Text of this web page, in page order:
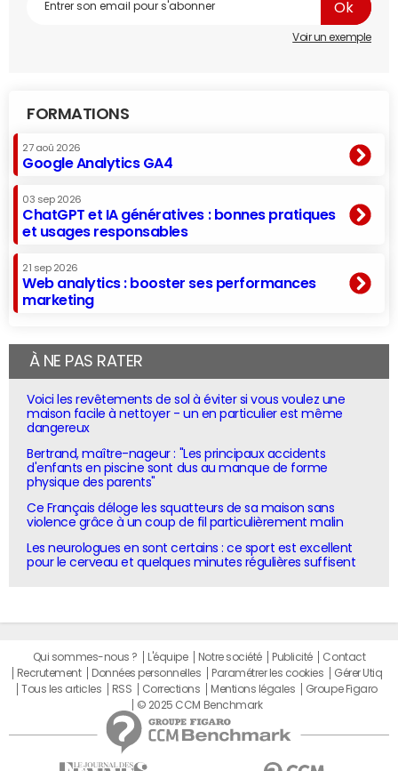
Voir un exemple
FORMATIONS
27 aoû 2026
Google Analytics GA4
03 sep 2026
ChatGPT et IA génératives : bonnes pratiques
et usages responsables
21 sep 2026
Web analytics : booster ses performances
marketing
À NE PAS RATER
Voici les revêtements de sol à éviter si vous voulez une
maison facile à nettoyer - un en particulier est même
dangereux
Bertrand, maître-nageur : "Les principaux accidents
d'enfants en piscine sont dus au manque de forme
physique des parents"
Ce Français déloge les squatteurs de sa maison sans
violence grâce à un coup de fil particulièrement malin
Les neurologues en sont certains : ce sport est excellent
pour le cerveau et quelques minutes régulières suffisent
Qui sommes-nous ? L'équipe Notre société Publicité
Contact
Recrutement
Données personnelles Paramétrer les cookies
Gérer Utiq
Tous les articles
RSS Corrections Mentions légales
Groupe Figaro
© 2025 CCM Benchmark